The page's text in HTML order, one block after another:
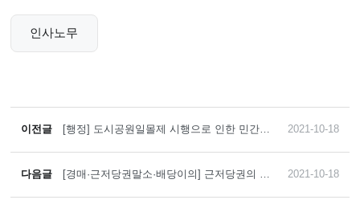
인사노무
이전글
[행정] 도시공원일몰제 시행으로 인한 민간공
1, 2심을 뒤집고, 전부 승소 취지의 대법원 파
기환송 판결을 이끌어 낸 사례
2021-10-18
다음글
[경매·근저당권말소·배당이의] 근저당권의 채
으로 되어 있어, 제1심에서 지연배상금으로 상
2021-10-18